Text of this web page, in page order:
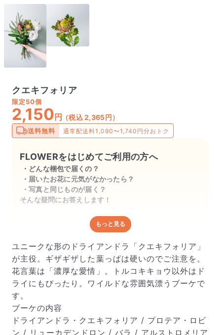
クエキフォリア
限定50個
2,150 円 （税込 2,365円）
送料無料 通常配送料1,090〜1,740円分おトク
FLOWERをはじめてご利用の方へ
どんな梱包で届くの？
届いたお花に元気がなかったら？
写真と同じものが届く？
そんな疑問にお答えします！
どんな梱包で届くの？
出荷前に水揚げ（花が水を吸いやすくなる処理）を施
し、専用ボックスに丁寧に梱包してお届けしています。
きゅっとまとめられて一見窮屈そうに見えますが、輸送
中の衝撃による折れや擦れを軽減する効果があります。
もっと見る
ユニークな形のドライアンドラ「クエキフォリア」
が主役。ギザギザした葉っぱは硬いのでご注意を。
花言葉は「濃厚な愛情」。トルコキキョウ以外はド
ライにもぴったり。ワイルドな雰囲気漂うブーケで
す。
ブーケの内容
ドライアンドラ・クエキフォリア / プロテア・ロビ
ン / リューカデンドロン / バラ / アルストロメリア